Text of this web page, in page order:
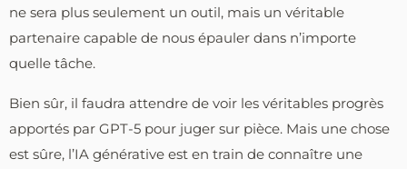
ne sera plus seulement un outil, mais un véritable
partenaire capable de nous épauler dans n’importe
quelle tâche.
Bien sûr, il faudra attendre de voir les véritables progrès
apportés par GPT-5 pour juger sur pièce. Mais une chose
est sûre, l’IA générative est en train de connaître une